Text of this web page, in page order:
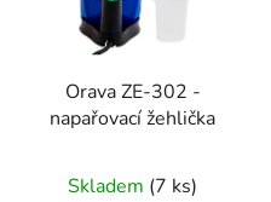
Orava ZE-302 -
napařovací žehlička
Skladem (7 ks)